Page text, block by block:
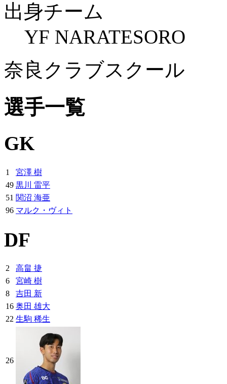
出身チーム
YF NARATESORO
奈良クラブスクール
選手一覧
GK
1
宮澤 樹
49 黒川 雷平
51 関沼 海亜
96 マルク・ヴィト
DF
2
高畠 捷
6
宮崎 樹
8
吉田 新
16 奥田 雄大
22 生駒 稀生
26